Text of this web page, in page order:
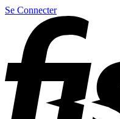
Se Connecter